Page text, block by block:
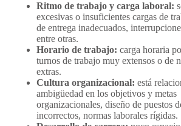
Ritmo de trabajo y carga laboral:
excesivas o insuficientes cargas de
de entrega inadecuados,
entre otras.
Horario de trabajo: carga horaria
turnos de trabajo muy extensos o de
extras.
Cultura organizacional: está
ambigüedad en los objetivos y metas
organizacionales, diseño de puestos
incorrectos, normas laborales rígidas.